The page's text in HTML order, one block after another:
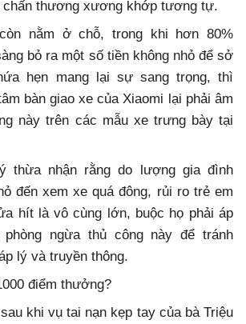
chấn thương xương khớp tương tự.
nằm ở chỗ, trong khi hơn 80%
bỏ ra một số tiền không nhỏ để sở
hẹn mang lại sự sang trọng, thì
bàn giao xe của Xiaomi lại phải âm
này trên các mẫu xe trưng bày tại
thừa nhận rằng do lượng gia đình
đến xem xe quá đông, rủi ro trẻ em
hít là vô cùng lớn, buộc họ phải áp
phòng ngừa thủ công này để tránh
lý và truyền thông.
điểm thưởng?
khi vụ tai nạn kẹp tay của bà Triệu